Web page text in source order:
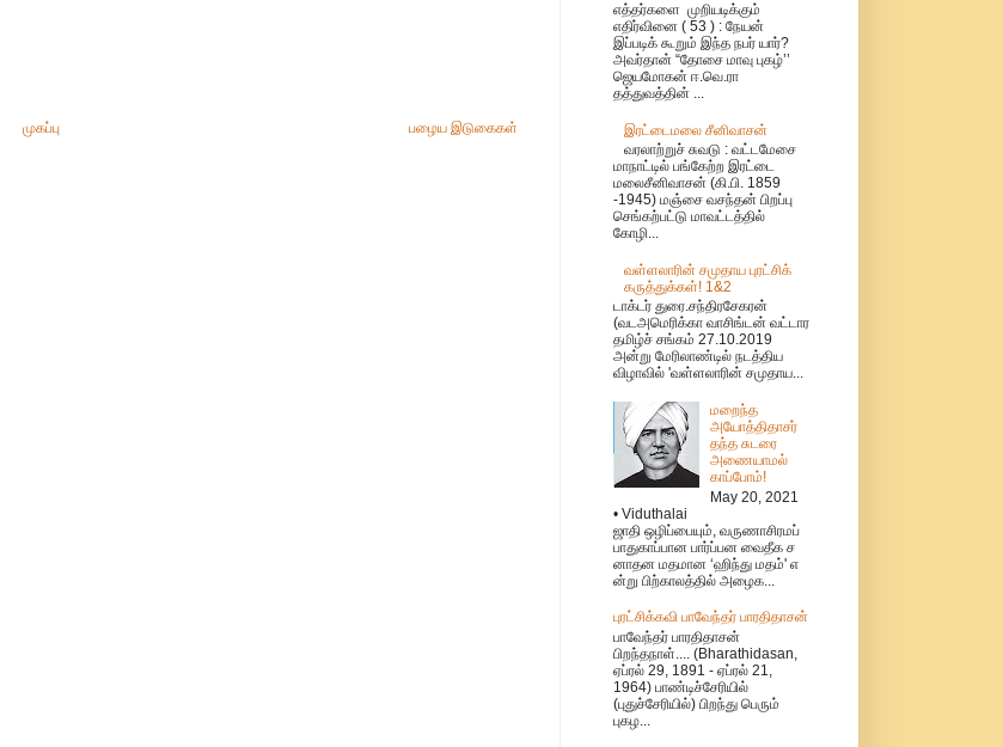
பழைய இடுகைகள்
முகப்பு
எத்தர்களை முறியடிக்கும்
எதிர்வினை ( 53 ) : நேயன்
இப்படிக் கூறும் இந்த நபர் யார்?
அவர்தான் “தோசை மாவு புகழ்’’
ஜெயமோகன் ஈ.வெ.ரா
தத்துவத்தின் ...
இரட்டைமலை சீனிவாசன்
வரலாற்றுச் சுவடு : வட்டமேசை
மாநாட்டில் பங்கேற்ற இரட்டை
மலைசீனிவாசன் (கி.பி. 1859
-1945) மஞ்சை வசந்தன் பிறப்பு
செங்கற்பட்டு மாவட்டத்தில்
கோழி...
வள்ளலாரின் சமுதாய புரட்சிக்
கருத்துக்கள்! 1&2
டாக்டர் துரை.சந்திரசேகரன்
(வடஅமெரிக்கா வாசிங்டன் வட்டார
தமிழ்ச் சங்கம் 27.10.2019
அன்று மேரிலாண்டில் நடத்திய
விழாவில் 'வள்ளலாரின் சமுதாய...
மறைந்த
அயோத்திதாசர்
தந்த சுடரை
அணையாமல்
காப்போம்!
May 20, 2021
• Viduthalai
ஜாதி ஒழிப்பையும், வருணாசிரமப்
பாதுகாப்பான பார்ப்பன வைதீக ச
னாதன மதமான ‘ஹிந்து மதம்' எ
ன்று பிற்காலத்தில் அழைக...
புரட்சிக்கவி பாவேந்தர் பாரதிதாசன்
பாவேந்தர் பாரதிதாசன்
பிறந்தநாள்.... (Bharathidasan,
ஏப்ரல் 29, 1891 - ஏப்ரல் 21,
1964) பாண்டிச்சேரியில்
(புதுச்சேரியில்) பிறந்து பெரும்
புகழ...